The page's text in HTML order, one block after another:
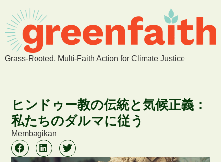
Grass-Rooted, Multi-Faith Action for Climate Justice
ヒンドゥー教の伝統と気候正義：
私たちのダルマに従う
Membagikan